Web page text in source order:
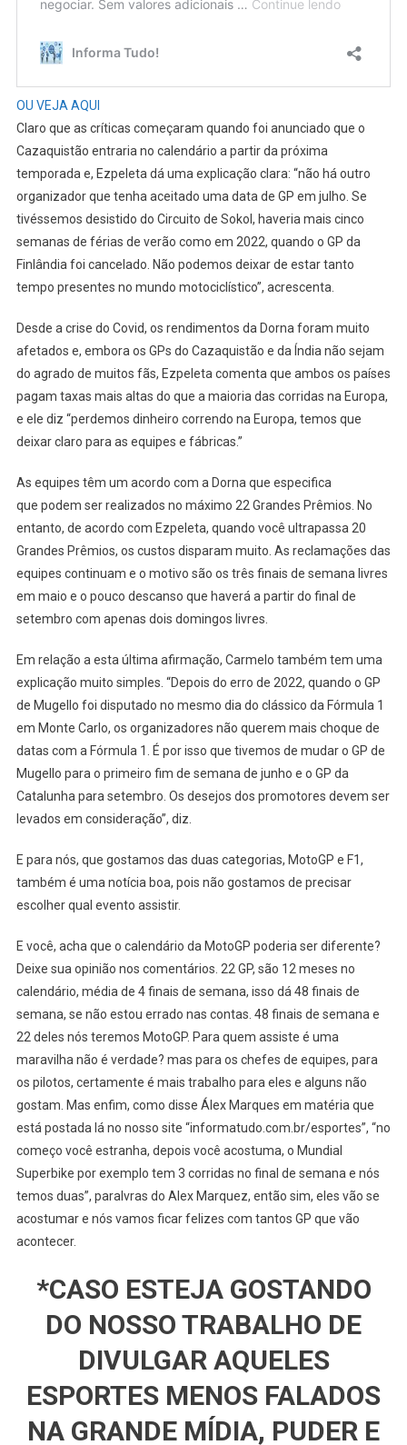
OU VEJA AQUI
Claro que as críticas começaram quando foi anunciado que o
Cazaquistão entraria no calendário a partir da próxima
temporada e, Ezpeleta dá uma explicação clara: “não há outro
organizador que tenha aceitado uma data de GP em julho. Se
tivéssemos desistido do Circuito de Sokol, haveria mais cinco
semanas de férias de verão como em 2022, quando o GP da
Finlândia foi cancelado. Não podemos deixar de estar tanto
tempo presentes no mundo motociclístico”, acrescenta.
Desde a crise do Covid, os rendimentos da Dorna foram muito
afetados e, embora os GPs do Cazaquistão e da Índia não sejam
do agrado de muitos fãs, Ezpeleta comenta que ambos os países
pagam taxas mais altas do que a maioria das corridas na Europa,
e ele diz “perdemos dinheiro correndo na Europa, temos que
deixar claro para as equipes e fábricas.”
As equipes têm um acordo com a Dorna que especifica
que podem ser realizados no máximo 22 Grandes Prêmios. No
entanto, de acordo com Ezpeleta, quando você ultrapassa 20
Grandes Prêmios, os custos disparam muito. As reclamações das
equipes continuam e o motivo são os três finais de semana livres
em maio e o pouco descanso que haverá a partir do final de
setembro com apenas dois domingos livres.
Em relação a esta última afirmação, Carmelo também tem uma
explicação muito simples. “Depois do erro de 2022, quando o GP
de Mugello foi disputado no mesmo dia do clássico da Fórmula 1
em Monte Carlo, os organizadores não querem mais choque de
datas com a Fórmula 1. É por isso que tivemos de mudar o GP de
Mugello para o primeiro fim de semana de junho e o GP da
Catalunha para setembro. Os desejos dos promotores devem ser
levados em consideração”, diz.
E para nós, que gostamos das duas categorias, MotoGP e F1,
também é uma notícia boa, pois não gostamos de precisar
escolher qual evento assistir.
E você, acha que o calendário da MotoGP poderia ser diferente?
Deixe sua opinião nos comentários. 22 GP, são 12 meses no
calendário, média de 4 finais de semana, isso dá 48 finais de
semana, se não estou errado nas contas. 48 finais de semana e
22 deles nós teremos MotoGP. Para quem assiste é uma
maravilha não é verdade? mas para os chefes de equipes, para
os pilotos, certamente é mais trabalho para eles e alguns não
gostam. Mas enfim, como disse Álex Marques em matéria que
está postada lá no nosso site “informatudo.com.br/esportes”, “no
começo você estranha, depois você acostuma, o Mundial
Superbike por exemplo tem 3 corridas no final de semana e nós
temos duas”, paralvras do Alex Marquez, então sim, eles vão se
acostumar e nós vamos ficar felizes com tantos GP que vão
acontecer.
*CASO ESTEJA GOSTANDO
DO NOSSO TRABALHO DE
DIVULGAR AQUELES
ESPORTES MENOS FALADOS
NA GRANDE MÍDIA, PUDER E